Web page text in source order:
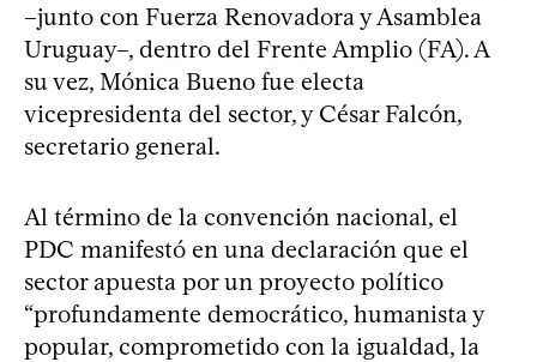
–junto con Fuerza Renovadora y Asamblea
Uruguay–, dentro del Frente Amplio (FA). A
su vez, Mónica Bueno fue electa
vicepresidenta del sector, y César Falcón,
secretario general.
Al término de la convención nacional, el
PDC manifestó en una declaración que el
sector apuesta por un proyecto político
“profundamente democrático, humanista y
popular, comprometido con la igualdad, la